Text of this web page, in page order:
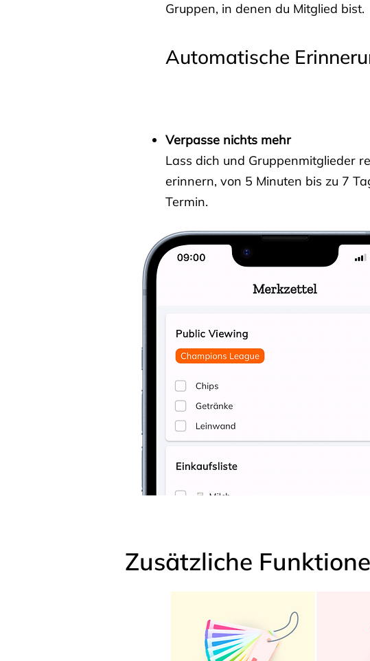
Gruppen, in denen du Mitglied bist.
Automatische
Verpasse nichts mehr
Lass dich und Gruppenmitglieder
erinnern, von 5 Minuten bis zu 7
Termin.
Zusätzliche